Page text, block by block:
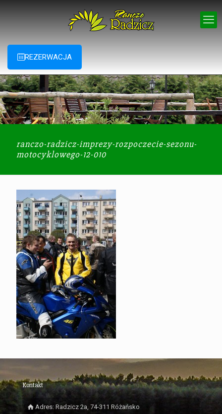
REZERWACJA
ranczo-radzicz-imprezy-rozpoczecie-sezonu-
motocyklowego-12-010
Kontakt
Adres: Radzicz 2a, 74-311 Różańsko